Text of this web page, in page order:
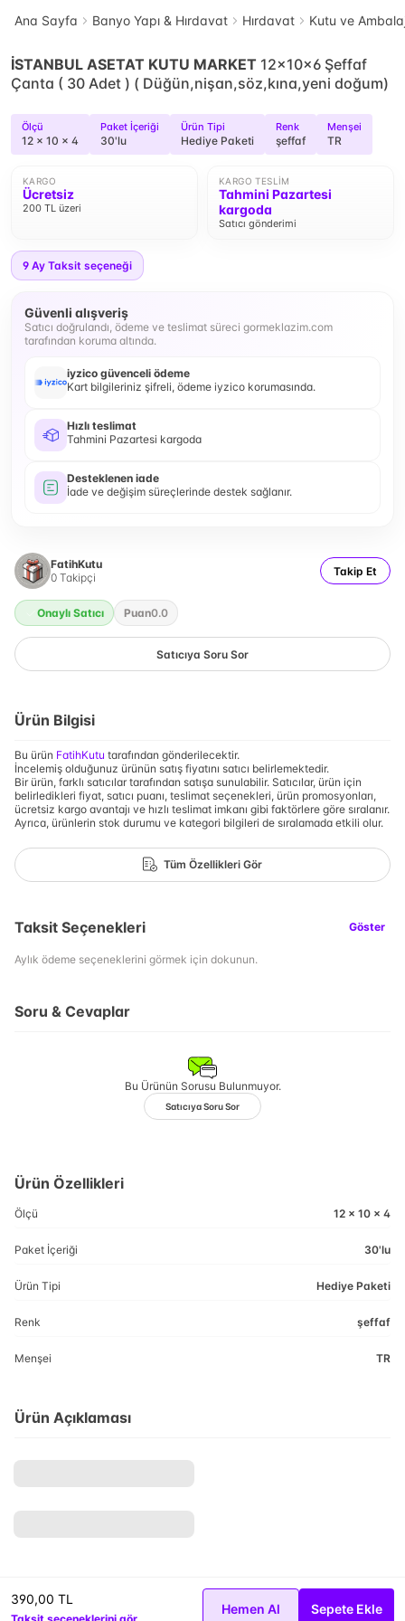
Ana Sayfa Banyo Yapı & Hırdavat Hırdavat Kutu ve
İSTANBUL ASETAT KUTU MARKET 12x10x6 Şeffaf
Çanta ( 30 Adet ) ( Düğün,nişan,söz,kına,yeni doğum)
Ölçü
12 x 10 x 4
Paket İçeriği
30'lu
Ürün Tipi
Hediye Paketi
Renk
şeffaf
Menşei
TR
KARGO
Ücretsiz
200 TL üzeri
KARGO TESLIM
Tahmini Pazartesi
kargoda
Satıcı gönderimi
9 Ay Taksit seçeneği
Güvenli alışveriş
Satıcı doğrulandı, ödeme ve teslimat süreci gormeklazim.com
tarafından koruma altında.
iyzico güvenceli ödeme
Kart bilgileriniz şifreli, ödeme iyzico korumasında.
Hızlı teslimat
Tahmini Pazartesi kargoda
Desteklenen iade
İade ve değişim süreçlerinde destek sağlanır.
FatihKutu
0 Takipçi Takip Et
Onaylı Satıcı Puan0.0
Satıcıya Soru Sor
Ürün Bilgisi
Bu ürün FatihKutu tarafından gönderilecektir.
İncelemiş olduğunuz ürünün satış fiyatını satıcı belirlemektedir.
Bir ürün, farklı satıcılar tarafından satışa sunulabilir. Satıcılar, ürün için
belirledikleri fiyat, satıcı puanı, teslimat seçenekleri, ürün promosyonları,
ücretsiz kargo avantajı ve hızlı teslimat imkanı gibi faktörlere göre sıralanır.
Ayrıca, ürünlerin stok durumu ve kategori bilgileri de sıralamada etkili olur.
Tüm Özellikleri Gör
Taksit Seçenekleri Göster
Aylık ödeme seçeneklerini görmek için dokunun.
Soru & Cevaplar
Bu Ürünün Sorusu Bulunmuyor.
Satıcıya Soru Sor
390,00 TL
Hemen Al Sepete Ekle
Ürün Özellikleri
Ölçü 12 x 10 x 4
Paket İçeriği 30'lu
Ürün Tipi Hediye Paketi
Renk şeffaf
Menşei TR
Ürün Açıklaması